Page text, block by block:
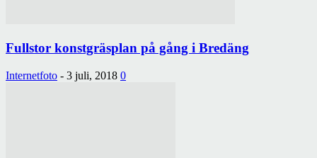
Fullstor konstgräsplan på gång i Bredäng
Internetfoto - 3 juli, 2018 0